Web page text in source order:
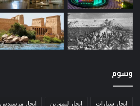
وسوم
ايجار سيارات ايجار ليموزين ايجار مرسيدس